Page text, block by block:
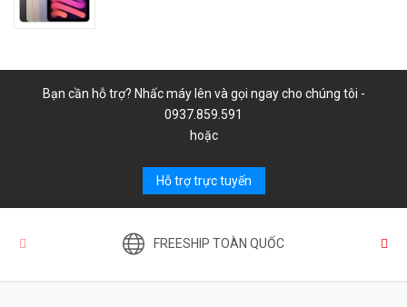
Bạn cần hỗ trợ? Nhấc máy lên và gọi ngay cho chúng tôi -
0937.859.591
hoặc
Hỗ trợ trực tuyến
FREESHIP TOÀN QUỐC